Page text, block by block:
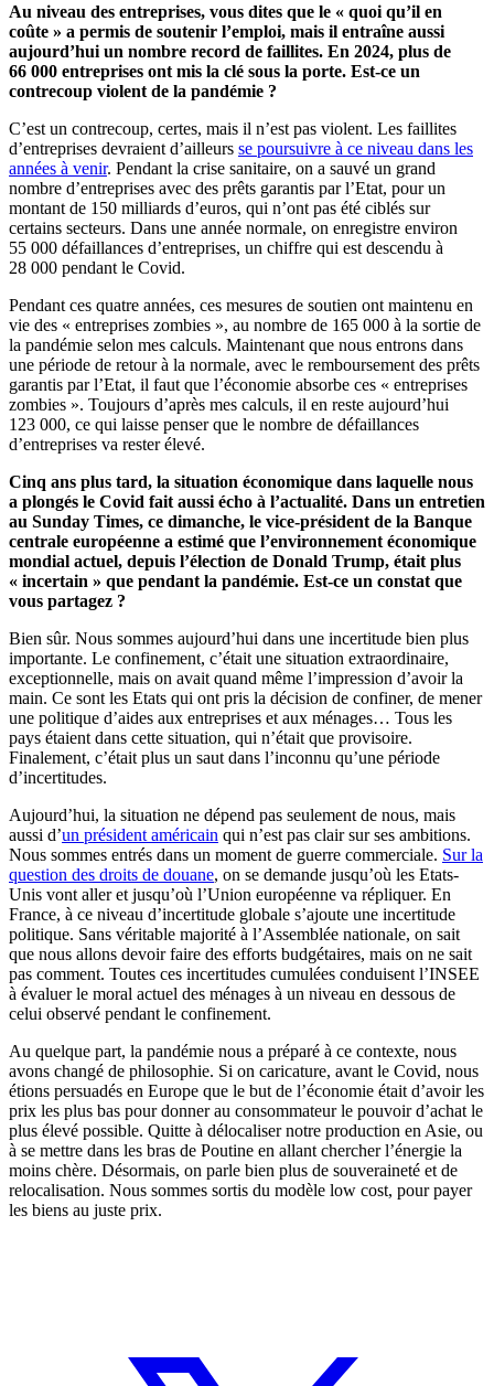
Au niveau des entreprises, vous dites que le « quoi qu’il en
coûte » a permis de soutenir l’emploi, mais il entraîne aussi
aujourd’hui un nombre record de faillites. En 2024, plus de
66 000 entreprises ont mis la clé sous la porte. Est-ce un
contrecoup violent de la pandémie ?
C’est un contrecoup, certes, mais il n’est pas violent. Les faillites
d’entreprises devraient d’ailleurs se poursuivre à ce niveau dans les
années à venir. Pendant la crise sanitaire, on a sauvé un grand
nombre d’entreprises avec des prêts garantis par l’Etat, pour un
montant de 150 milliards d’euros, qui n’ont pas été ciblés sur
certains secteurs. Dans une année normale, on enregistre environ
55 000 défaillances d’entreprises, un chiffre qui est descendu à
28 000 pendant le Covid.
Pendant ces quatre années, ces mesures de soutien ont maintenu en
vie des « entreprises zombies », au nombre de 165 000 à la sortie de
la pandémie selon mes calculs. Maintenant que nous entrons dans
une période de retour à la normale, avec le remboursement des prêts
garantis par l’Etat, il faut que l’économie absorbe ces « entreprises
zombies ». Toujours d’après mes calculs, il en reste aujourd’hui
123 000, ce qui laisse penser que le nombre de défaillances
d’entreprises va rester élevé.
Cinq ans plus tard, la situation économique dans laquelle nous
a plongés le Covid fait aussi écho à l’actualité. Dans un entretien
au Sunday Times, ce dimanche, le vice-président de la Banque
centrale européenne a estimé que l’environnement économique
mondial actuel, depuis l’élection de Donald Trump, était plus
« incertain » que pendant la pandémie. Est-ce un constat que
vous partagez ?
Bien sûr. Nous sommes aujourd’hui dans une incertitude bien plus
importante. Le confinement, c’était une situation extraordinaire,
exceptionnelle, mais on avait quand même l’impression d’avoir la
main. Ce sont les Etats qui ont pris la décision de confiner, de mener
une politique d’aides aux entreprises et aux ménages… Tous les
pays étaient dans cette situation, qui n’était que provisoire.
Finalement, c’était plus un saut dans l’inconnu qu’une période
d’incertitudes.
Aujourd’hui, la situation ne dépend pas seulement de nous, mais
aussi d’un président américain qui n’est pas clair sur ses ambitions.
Nous sommes entrés dans un moment de guerre commerciale. Sur la
question des droits de douane, on se demande jusqu’où les Etats-
Unis vont aller et jusqu’où l’Union européenne va répliquer. En
France, à ce niveau d’incertitude globale s’ajoute une incertitude
politique. Sans véritable majorité à l’Assemblée nationale, on sait
que nous allons devoir faire des efforts budgétaires, mais on ne sait
pas comment. Toutes ces incertitudes cumulées conduisent l’INSEE
à évaluer le moral actuel des ménages à un niveau en dessous de
celui observé pendant le confinement.
Au quelque part, la pandémie nous a préparé à ce contexte, nous
avons changé de philosophie. Si on caricature, avant le Covid, nous
étions persuadés en Europe que le but de l’économie était d’avoir les
prix les plus bas pour donner au consommateur le pouvoir d’achat le
plus élevé possible. Quitte à délocaliser notre production en Asie, ou
à se mettre dans les bras de Poutine en allant chercher l’énergie la
moins chère. Désormais, on parle bien plus de souveraineté et de
relocalisation. Nous sommes sortis du modèle low cost, pour payer
les biens au juste prix.